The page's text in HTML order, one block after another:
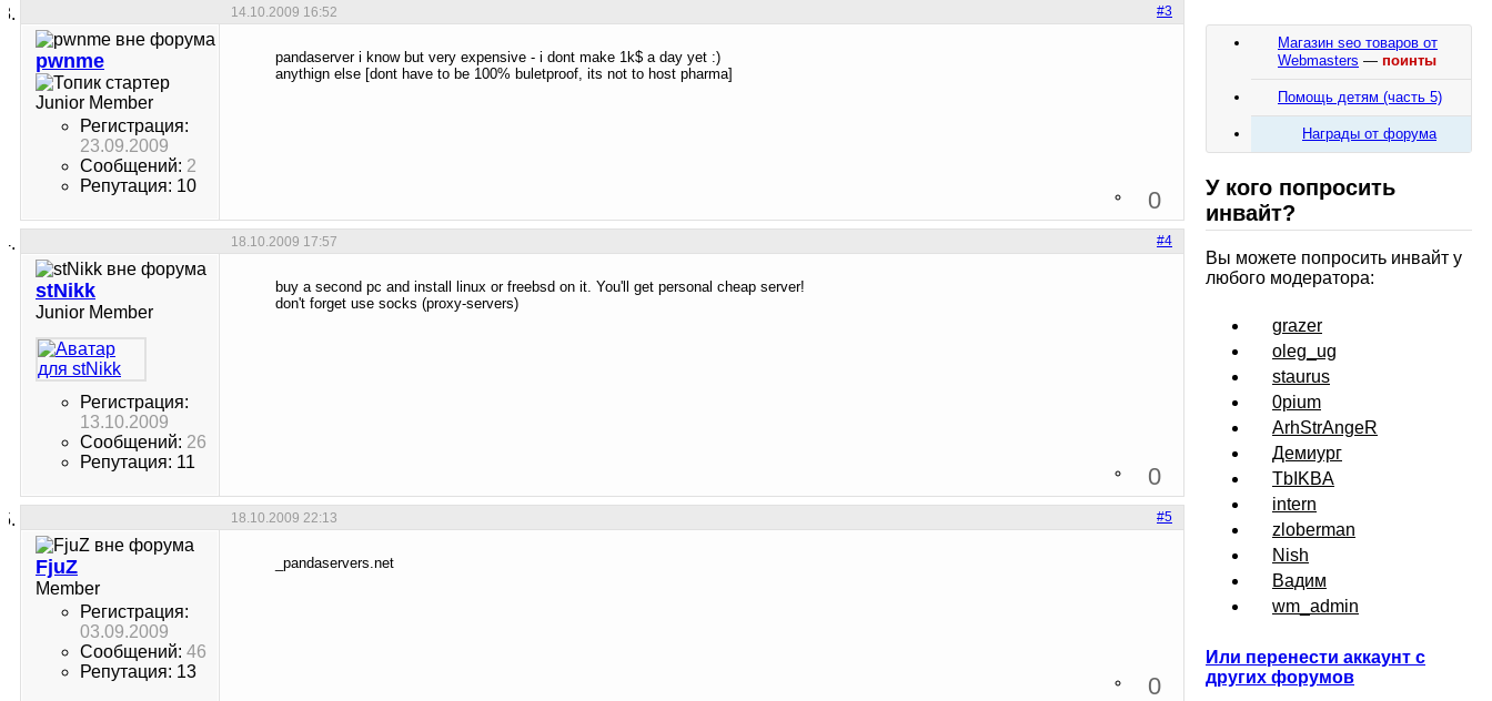
14.10.2009 16:52 #3
pwnme
Junior Member
Регистрация:
23.09.2009
Сообщений: 2
Репутация: 10
pandaserver i know but very expensive - i dont make 1k$ a day yet :)
anythign else [dont have to be 100% buletproof, its not to host pharma]
0
18.10.2009 17:57 #4
stNikk
Junior Member
Регистрация:
13.10.2009
Сообщений: 26
Репутация: 11
buy a second pc and install linux or freebsd on it. You'll get personal cheap server!
don't forget use socks (proxy-servers)
0
18.10.2009 22:13 #5
FjuZ
Member
Регистрация:
03.09.2009
Сообщений: 46
Репутация: 13
_pandaservers.net
0
Магазин seo товаров от
Webmasters — поинты
Помощь детям (часть 5)
Награды от форума
У кого попросить
инвайт?
Вы можете попросить инвайт у
любого модератора:
grazer
oleg_ug
staurus
0pium
ArhStrAngeR
Демиург
TbIKBA
intern
zloberman
Nish
Вадим
wm_admin
Или перенести аккаунт с
других форумов